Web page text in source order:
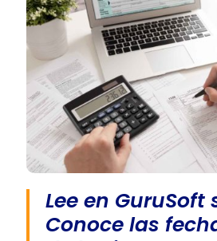
Lee en GuruSoft
Conoce las